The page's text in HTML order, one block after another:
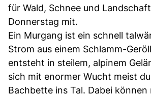
für Wald, Schnee und
Donnerstag mit.
Ein Murgang ist ein schnell
Strom aus einem Schlamm-
entsteht in steilem, alpinem
sich mit enormer Wucht meist
Bachbette ins Tal. Dabei